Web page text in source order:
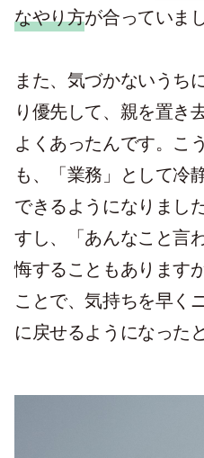
なやり方が合っていま
また、気づかないうち
り優先して、親を置き
よくあったんです。こ
も、「業務」として冷
できるようになりまし
すし、「あんなこと言
悔することもあります
ことで、気持ちを早く
に戻せるようになった